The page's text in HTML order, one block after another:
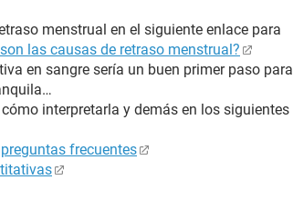
menstrual en el siguiente enlace para
las causas de retraso menstrual?
en sangre sería un buen primer paso para
interpretarla y demás en los siguientes
frecuentes